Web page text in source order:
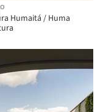
Humaitá / Huma